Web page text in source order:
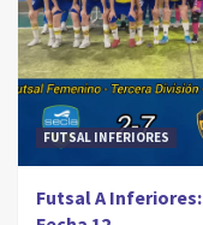
FUTSAL INFERIORES
Futsal A Inferiores: